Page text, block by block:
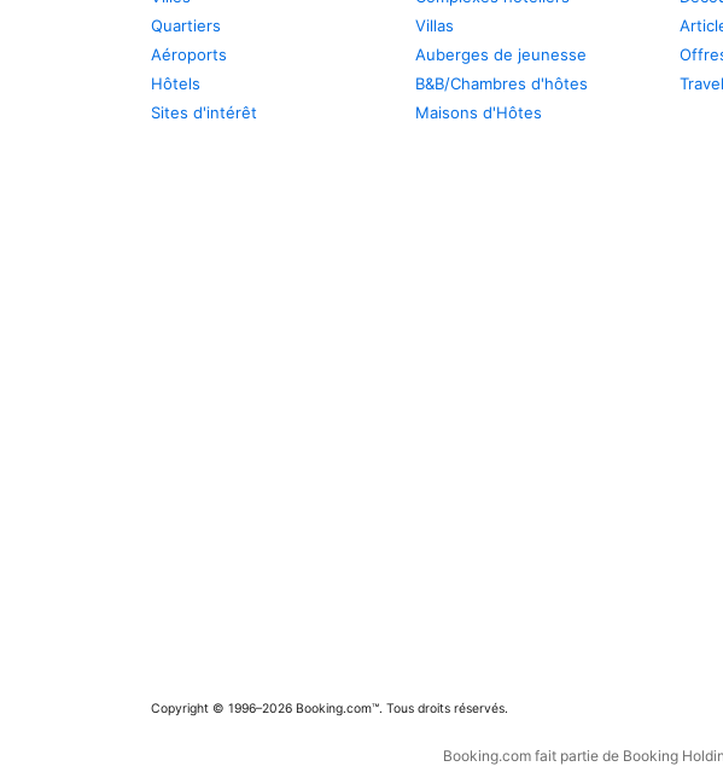
Quartiers
Aéroports
Hôtels
Sites d'intérêt
Villas
Auberges de jeunesse
B&B/Chambres d'hôtes
Maisons d'Hôtes
Copyright © 1996–2026 Booking.com™. Tous droits réservés.
Booking.com fait partie de Booking